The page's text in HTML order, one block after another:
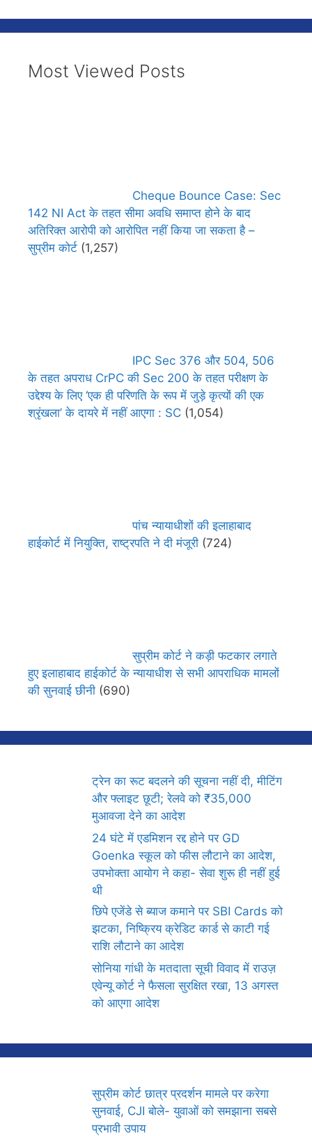
Most Viewed Posts
Cheque Bounce Case: Sec
142 NI Act के तहत सीमा अवधि समाप्त होने के बाद
अतिरिक्त आरोपी को आरोपित नहीं किया जा सकता है –
सुप्रीम कोर्ट (1,257)
IPC Sec 376 और 504, 506
के तहत अपराध CrPC की Sec 200 के तहत परीक्षण के
उद्देश्य के लिए ‘एक ही परिणति के रूप में जुड़े कृत्यों की एक
श्रृंखला’ के दायरे में नहीं आएगा : SC (1,054)
पांच न्यायाधीशों की इलाहाबाद
हाईकोर्ट में नियुक्ति, राष्ट्रपति ने दी मंजूरी (724)
सुप्रीम कोर्ट ने कड़ी फटकार लगाते
हुए इलाहाबाद हाईकोर्ट के न्यायाधीश से सभी आपराधिक मामलों
की सुनवाई छीनी (690)
ट्रेन का रूट बदलने की सूचना नहीं दी, मीटिंग
और फ्लाइट छूटी; रेलवे को ₹35,000
मुआवजा देने का आदेश
24 घंटे में एडमिशन रद्द होने पर GD
Goenka स्कूल को फीस लौटाने का आदेश,
उपभोक्ता आयोग ने कहा- सेवा शुरू ही नहीं हुई
थी
छिपे एजेंडे से ब्याज कमाने पर SBI Cards को
झटका, निष्क्रिय क्रेडिट कार्ड से काटी गई
राशि लौटाने का आदेश
सोनिया गांधी के मतदाता सूची विवाद में राउज़
एवेन्यू कोर्ट ने फैसला सुरक्षित रखा, 13 अगस्त
को आएगा आदेश
सुप्रीम कोर्ट छात्र प्रदर्शन मामले पर करेगा
सुनवाई, CJI बोले- युवाओं को समझाना सबसे
प्रभावी उपाय